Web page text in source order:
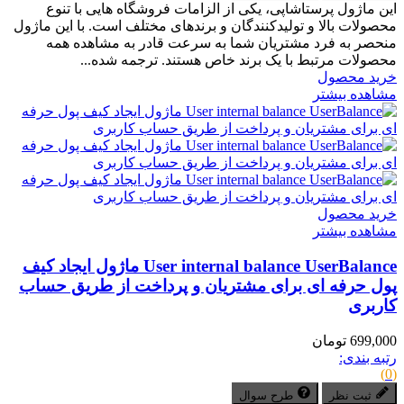
این ماژول پرستاشاپی، یکی از الزامات فروشگاه هایی با تنوع
محصولات بالا و تولیدکنندگان و برندهای مختلف است. با این ماژول
منحصر به فرد مشتریان شما به سرعت قادر به مشاهده همه
محصولات مرتبط با یک برند خاص هستند. ترجمه شده...
خرید محصول
مشاهده بیشتر
خرید محصول
مشاهده بیشتر
User internal balance UserBalance ماژول ایجاد کیف
پول حرفه ای برای مشتریان و پرداخت از طریق حساب
کاربری
699,000 تومان
رتبه بندی:
(0)
ثبت نظر طرح سوال